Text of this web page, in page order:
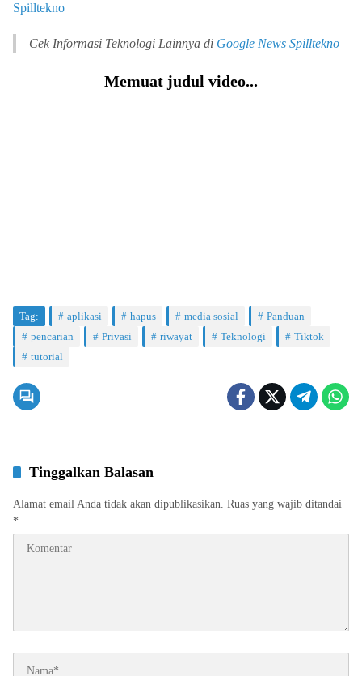
Spilltekno
Cek Informasi Teknologi Lainnya di Google News Spilltekno
Memuat judul video...
Tag: aplikasi hapus media sosial
Panduan
pencarian
Privasi riwayat Teknologi
Tiktok
tutorial
Tinggalkan Balasan
Alamat email Anda tidak akan dipublikasikan. Ruas yang wajib ditandai
*